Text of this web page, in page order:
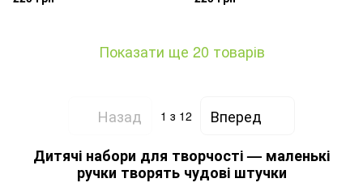
Показати ще 20 товарів
Назад 1 з 12
Вперед
Дитячі набори для творчості — маленькі
ручки творять чудові штучки